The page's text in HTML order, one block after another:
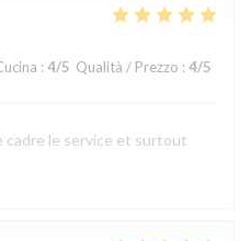
: 4/5 Qualità / Prezzo : 4/5
cadre le service et surtout